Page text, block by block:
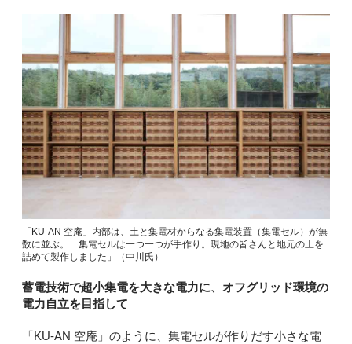
「KU-AN 空庵」内部は、土と集電材からなる集電装置（集電セル）が無
数に並ぶ。「集電セルは一つ一つが手作り。現地の皆さんと地元の土を
詰めて製作しました」（中川氏）
蓄電技術で超小集電を大きな電力に、オフグリッド環境の
電力自立を目指して
「KU-AN 空庵」のように、集電セルが作りだす小さな電